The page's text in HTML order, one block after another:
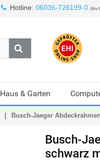
Hotline: 06036-726199-0 (Mo-
Haus & Garten
Busch-Jaeger
Busch-
schwarz